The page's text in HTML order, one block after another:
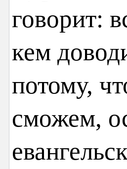
говорит:
кем
потому,
сможем,